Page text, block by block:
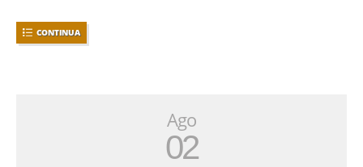
CONTINUA
Ago
02